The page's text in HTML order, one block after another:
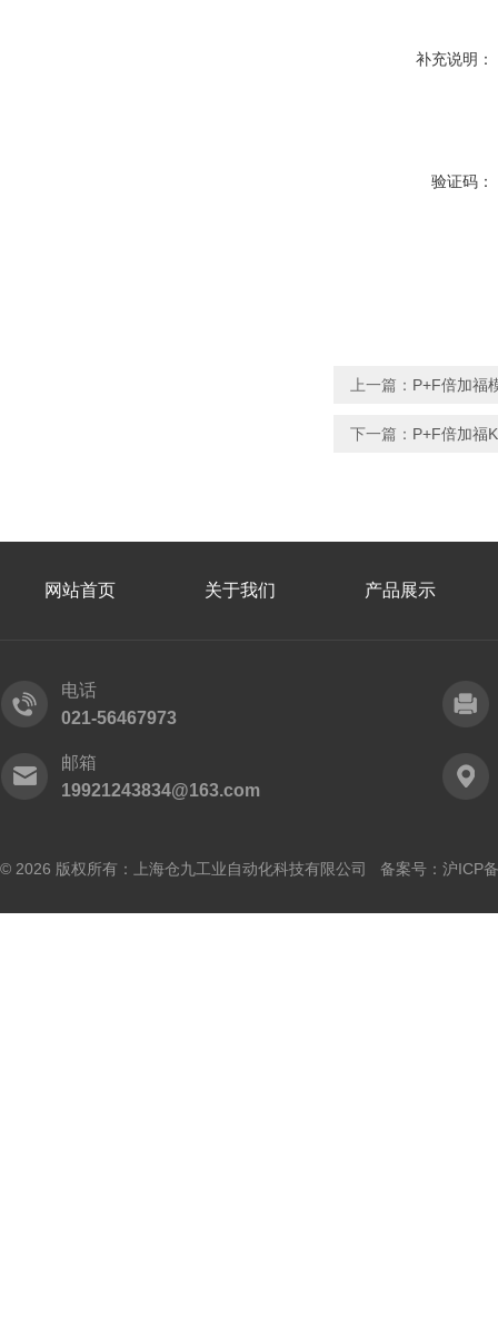
补充说明：
验证码：
上一篇： P+F倍加福
下一篇： P+F倍加福
网站首页 关于我们 产品展示
电话
021-56467973
邮箱
19921243834@163.com
© 2026 版权所有：上海仓九工业自动化科技有限公司 备案号： 沪ICP